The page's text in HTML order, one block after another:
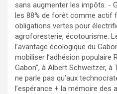
sans augmenter les impôts. -
les 88% de forêt comme actif
obligations vertes pour
agroforesterie, écotourisme.
l’avantage écologique du
mobiliser l’adhésion populaire
Gabon”, à Albert Schweitzer, à
ne parle pas qu’aux
l’espérance + la mémoire